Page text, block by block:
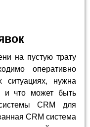
на пустую трату
оперативно
нужна
и что может быть
CRM для
CRM система